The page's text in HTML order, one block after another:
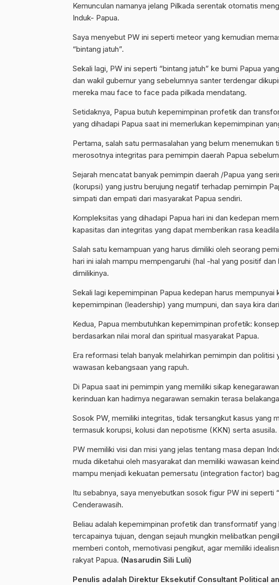
Kemunculan namanya jelang Pilkada serentak otomatis
Induk- Papua.
Saya menyebut PW ini seperti meteor yang kemudian
“bintang jatuh”.
Sekali lagi, PW ini seperti “bintang jatuh” ke bumi Papua
dan wakil gubernur yang sebelumnya santer terdengar
mereka mau face to face pada pilkada mendatang.
Setidaknya, Papua butuh kepemimpinan profetik dan
yang dihadapi Papua saat ini memerlukan kepemimpinan
Pertama, salah satu permasalahan yang belum menemukan
merosotnya integritas para pemimpin daerah Papua
Sejarah mencatat banyak pemimpin daerah /Papua yang
(korupsi) yang justru berujung negatif terhadap pemimpin
simpati dan empati dari masyarakat Papua sendiri.
Kompleksitas yang dihadapi Papua hari ini dan kedepan
kapasitas dan integritas yang dapat memberikan rasa
Salah satu kemampuan yang harus dimiliki oleh seorang
hari ini ialah mampu mempengaruhi (hal -hal yang positif
dimilikinya.
Sekali lagi kepemimpinan Papua kedepan harus
kepemimpinan (leadership) yang mumpuni, dan saya kira
Kedua, Papua membutuhkan kepemimpinan profetik:
berdasarkan nilai moral dan spiritual masyarakat Papua.
Era reformasi telah banyak melahirkan pemimpin dan
wawasan kebangsaan yang rapuh.
Di Papua saat ini pemimpin yang memiliki sikap
kerinduan kan hadirnya negarawan semakin terasa
Sosok PW, memiliki integritas, tidak tersangkut kasus yang
termasuk korupsi, kolusi dan nepotisme (KKN) serta asusila.
PW memiliki visi dan misi yang jelas tentang masa depan
muda diketahui oleh masyarakat dan memiliki wawasan
mampu menjadi kekuatan pemersatu (integration factor)
Itu sebabnya, saya menyebutkan sosok figur PW ini seperti
Cenderawasih.
Beliau adalah kepemimpinan profetik dan transformatif
tercapainya tujuan, dengan sejauh mungkin melibatkan
memberi contoh, memotivasi pengikut, agar memiliki
rakyat Papua. (Nasarudin Sili Luli)
Penulis adalah Direktur Eksekutif Consultant Political